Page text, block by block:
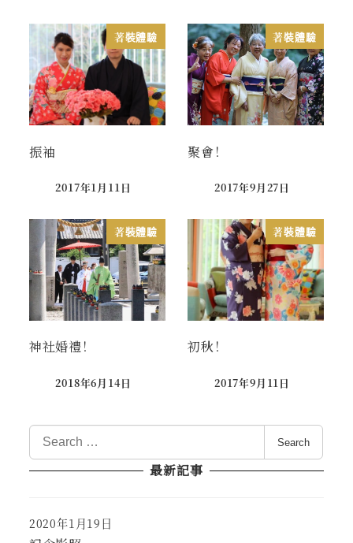
著裝體驗
振袖
Published
2017年1月11日
著裝體驗
聚會！
Published
2017年9月27日
著裝體驗
神社婚禮！
Published
2018年6月14日
著裝體驗
初秋！
Published
2017年9月11日
e
a
h
Search
最新記事
Published
2020年1月19日